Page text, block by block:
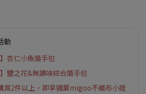
動
杏仁小魚隨手包
】鹽之花&無調味綜合隨手包
買2件以上，即享彌菓migoo不織布小提